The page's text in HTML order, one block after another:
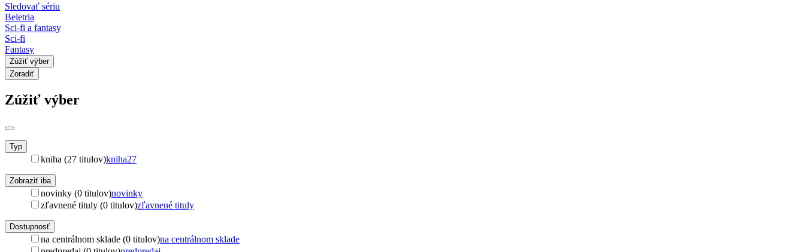
Sledovať sériu
Beletria
Sci-fi a fantasy
Sci-fi
Fantasy
Zúžiť výber
Zoradiť
Zúžiť výber
Typ
kniha (27 titulov)kniha27
Zobraziť iba
novinky (0 titulov)novinky
zľavnené tituly (0 titulov)zľavnené tituly
Dostupnosť
na centrálnom sklade (0 titulov)na centrálnom sklade